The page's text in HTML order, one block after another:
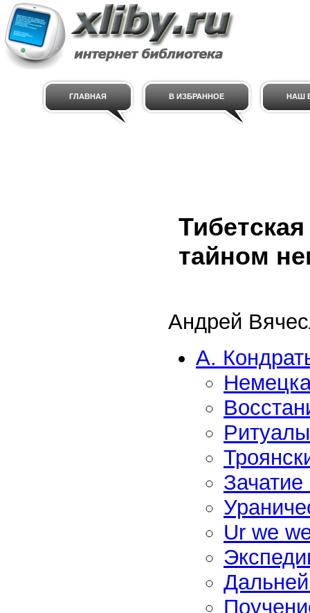
ГЛАВНАЯ В ИЗБРАННОЕ НАШ
тайном
Андрей
А.
Ur we